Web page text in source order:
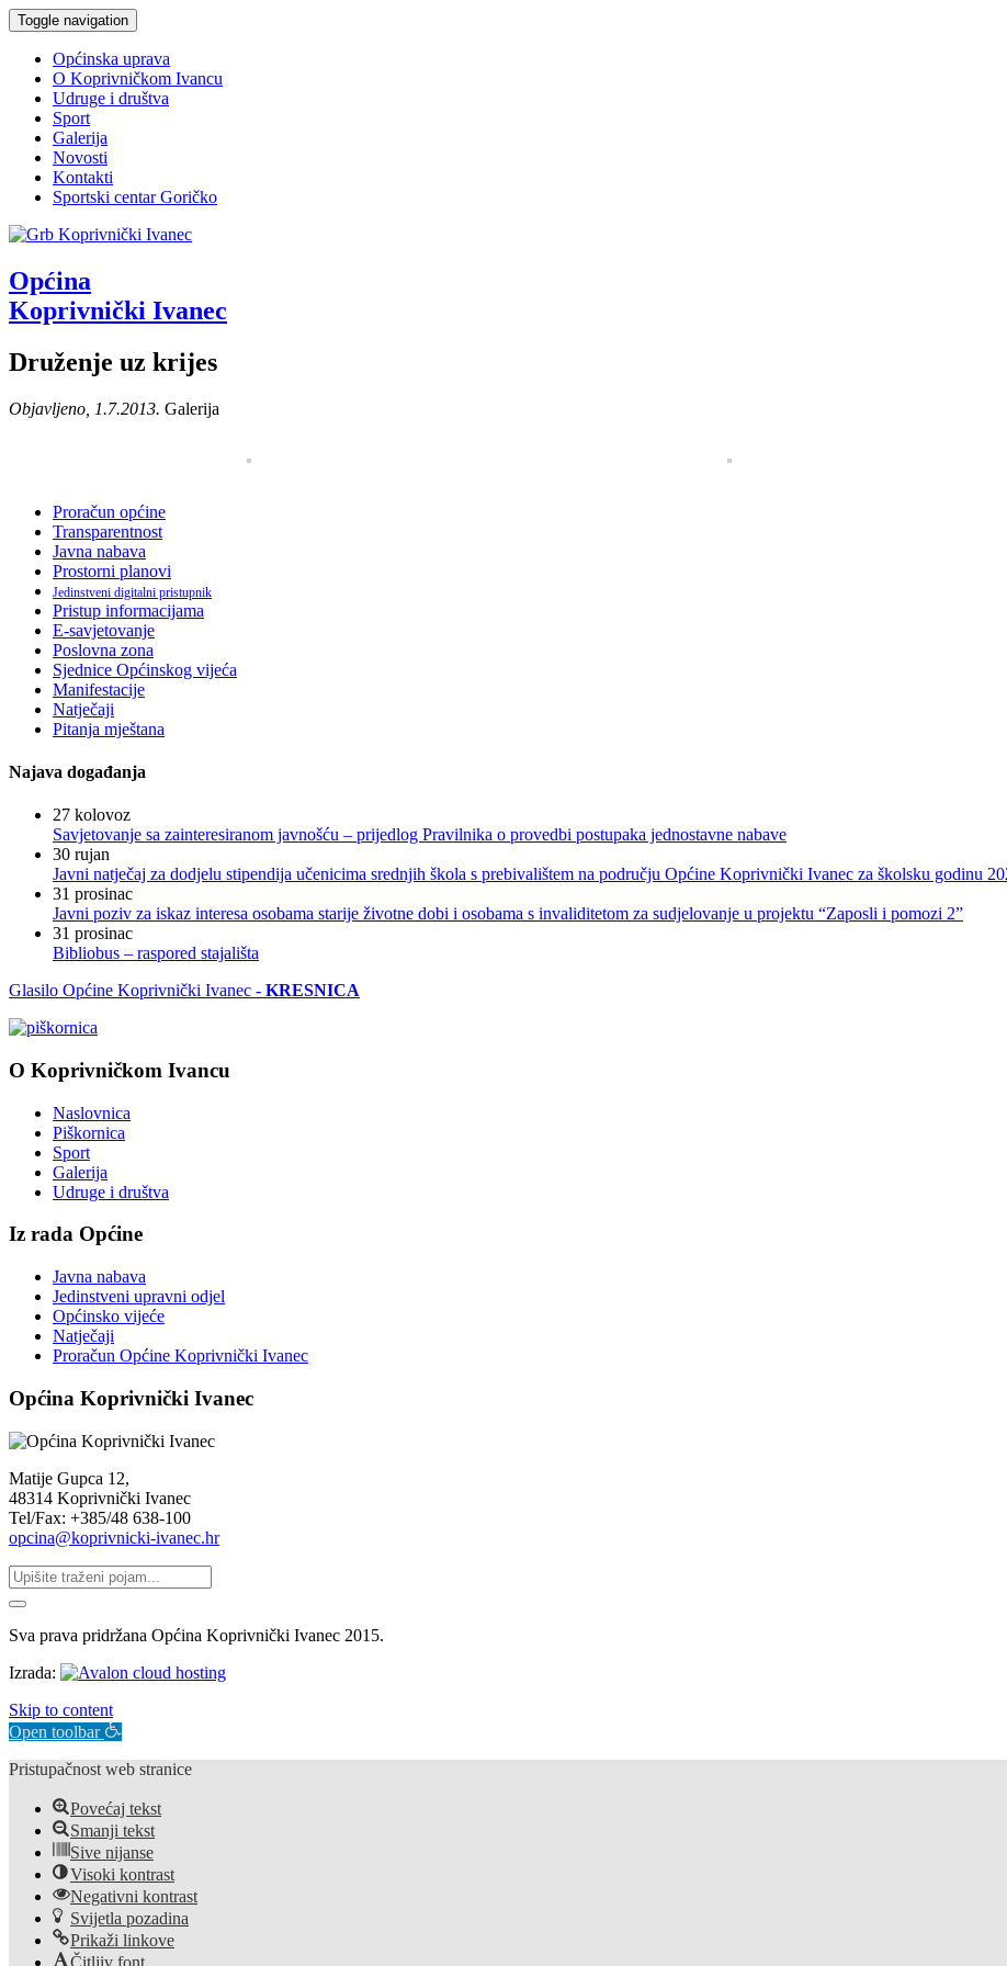
Toggle navigation
Općinska uprava
O Koprivničkom Ivancu
Udruge i društva
Sport
Galerija
Novosti
Kontakti
Sportski centar Goričko
Općina
Koprivnički Ivanec
Druženje uz krijes
Objavljeno, 1.7.2013. Galerija
Proračun općine
Transparentnost
Javna nabava
Prostorni planovi
Jedinstveni digitalni pristupnik
Pristup informacijama
E-savjetovanje
Poslovna zona
Sjednice Općinskog vijeća
Manifestacije
Natječaji
Pitanja mještana
Najava događanja
27 kolovoz
Savjetovanje sa zainteresiranom javnošću – prijedlog Pravilnika o provedbi postupaka jednostavne nabave
30 rujan
Javni natječaj za dodjelu stipendija učenicima srednjih škola s prebivalištem na području Općine Koprivnički Ivanec za školsku godinu
31 prosinac
Javni poziv za iskaz interesa osobama starije životne dobi i osobama s invaliditetom za sudjelovanje u projektu “Zaposli i pomozi 2”
31 prosinac
Bibliobus – raspored stajališta
Glasilo Općine Koprivnički Ivanec - KRESNICA
O Koprivničkom Ivancu
Naslovnica
Piškornica
Sport
Galerija
Udruge i društva
Iz rada Općine
Javna nabava
Jedinstveni upravni odjel
Općinsko vijeće
Natječaji
Proračun Općine Koprivnički Ivanec
Općina Koprivnički Ivanec
Matije Gupca 12,
48314 Koprivnički Ivanec
Tel/Fax: +385/48 638-100
opcina@koprivnicki-ivanec.hr
Sva prava pridržana Općina Koprivnički Ivanec 2015.
Izrada:
Skip to content
Open toolbar
Pristupačnost web stranice
Povećaj tekst
Smanji tekst
Sive nijanse
Visoki kontrast
Negativni kontrast
Svijetla pozadina
Prikaži linkove
Čitljiv font